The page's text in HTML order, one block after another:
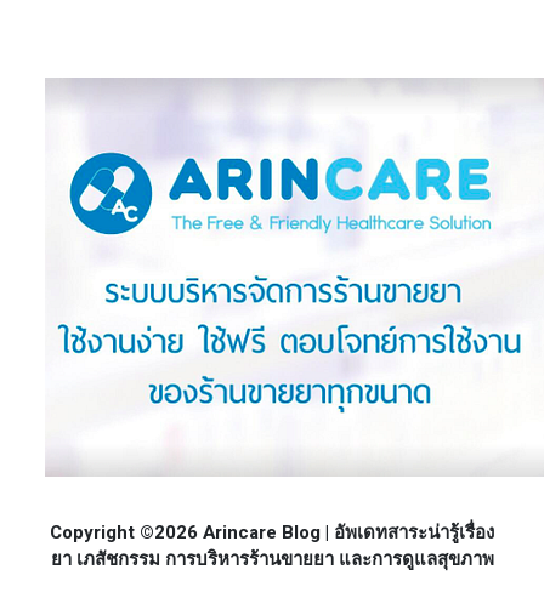
Copyright ©2026 Arincare Blog | อัพเดทสาระน่ารู้เรื่อง
ยา เภสัชกรรม การบริหารร้านขายยา และการดูแลสุขภาพ